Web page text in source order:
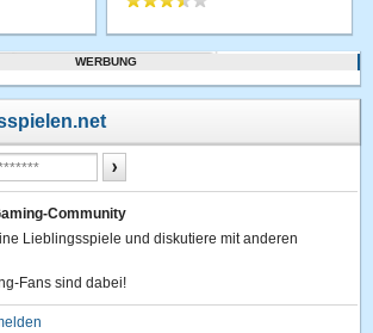
WERBUNG
Community
Lieblingsspiele und diskutiere mit anderen
Fans sind dabei!